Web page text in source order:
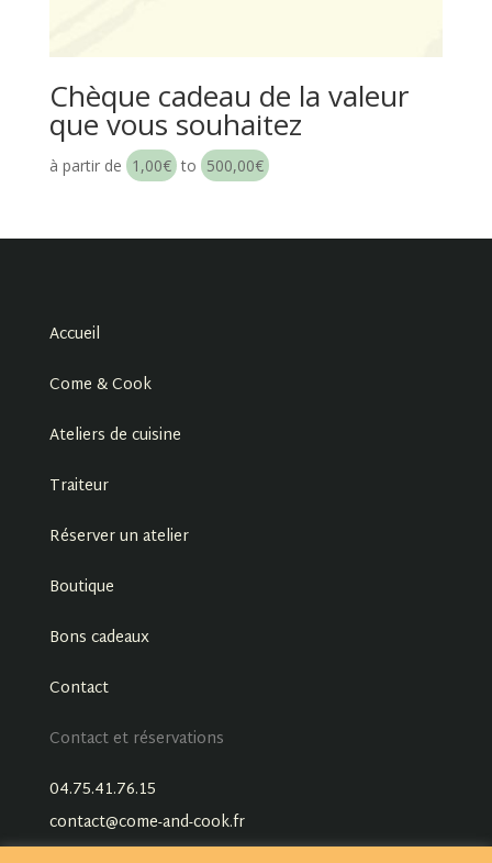
Chèque cadeau de la valeur
que vous souhaitez
à partir de 1,00€ to 500,00€
Accueil
Come & Cook
Ateliers de cuisine
Traiteur
Réserver un atelier
Boutique
Bons cadeaux
Contact
Contact et réservations
04.75.41.76.15
contact@come-and-cook.fr